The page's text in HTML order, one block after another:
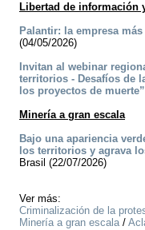
Libertad de información
Palantir: la empresa
(04/05/2026)
Invitan al webinar
territorios - Desafíos de
los proyectos de
Minería a gran escala
Bajo una apariencia
los territorios y agrava
Brasil (22/07/2026)
Ver más:
Criminalización de la
Minería a gran escala/